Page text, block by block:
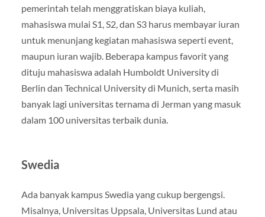
pemerintah telah menggratiskan biaya kuliah,
mahasiswa mulai S1, S2, dan S3 harus membayar iuran
untuk menunjang kegiatan mahasiswa seperti event,
maupun iuran wajib. Beberapa kampus favorit yang
dituju mahasiswa adalah Humboldt University di
Berlin dan Technical University di Munich, serta masih
banyak lagi universitas ternama di Jerman yang masuk
dalam 100 universitas terbaik dunia.
Swedia
Ada banyak kampus Swedia yang cukup bergengsi.
Misalnya, Universitas Uppsala, Universitas Lund atau